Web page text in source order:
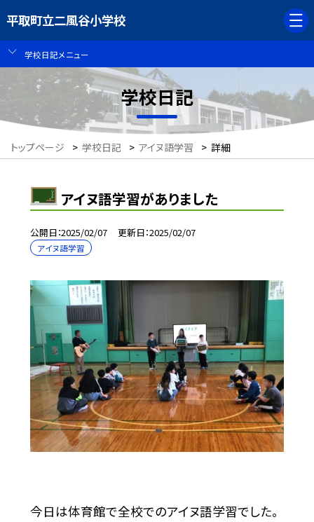
平取町立二風谷小学校
学校日記メニュー
学校日記
トップページ > 学校日記 > アイヌ語学習 > 詳細
アイヌ語学習がありました
公開日 2025/02/07 更新日 2025/02/07
アイヌ語学習
今日は体育館で全校でのアイヌ語学習でした。